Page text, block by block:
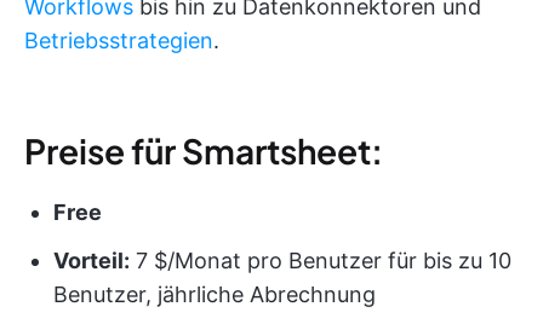
Workflows bis hin zu Datenkonnektoren und
Betriebsstrategien.
Preise für Smartsheet:
Free
Vorteil: 7 $/Monat pro Benutzer für bis zu 10
Benutzer, jährliche Abrechnung